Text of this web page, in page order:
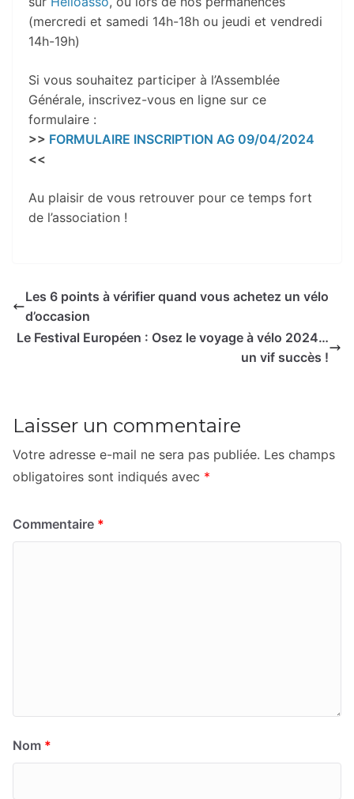
(mercredi et samedi 14h-18h ou jeudi et vendredi
14h-19h)
Si vous souhaitez participer à l’Assemblée
Générale, inscrivez-vous en ligne sur ce
formulaire :
>> FORMULAIRE INSCRIPTION AG 09/04/2024
<<
Au plaisir de vous retrouver pour ce temps fort
de l’association !
Les 6 points à vérifier quand vous achetez un vélo
d’occasion
Le Festival Européen : Osez le voyage à vélo 2024…
un vif succès !
Laisser un commentaire
Votre adresse e-mail ne sera pas publiée. Les champs
obligatoires sont indiqués avec *
Commentaire *
Nom *